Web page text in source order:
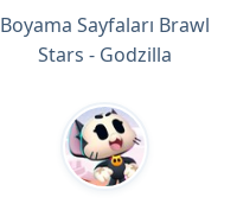
Boyama Sayfaları Brawl
Stars - Godzilla